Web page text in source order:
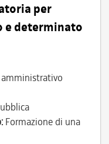
per
e determinato
Formazione di una